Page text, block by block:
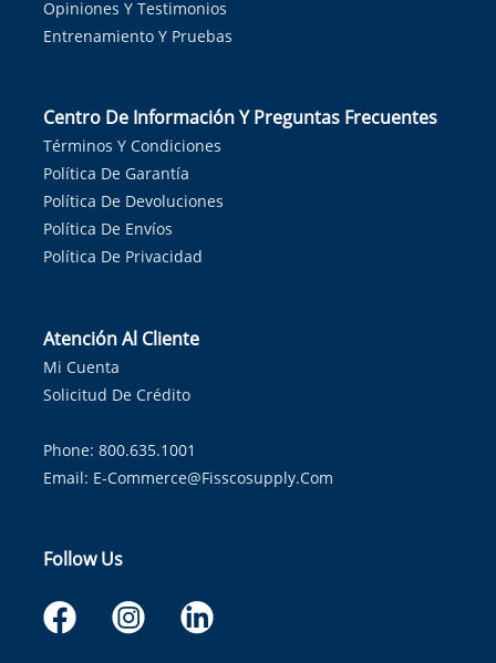
Opiniones Y Testimonios
Entrenamiento Y Pruebas
Centro De Información Y Preguntas Frecuentes
Términos Y Condiciones
Política De Garantía
Política De Devoluciones
Política De Envíos
Política De Privacidad
Atención Al Cliente
Mi Cuenta
Solicitud De Crédito
Phone: 800.635.1001
Email: E-Commerce@fisscosupply.com
Follow Us